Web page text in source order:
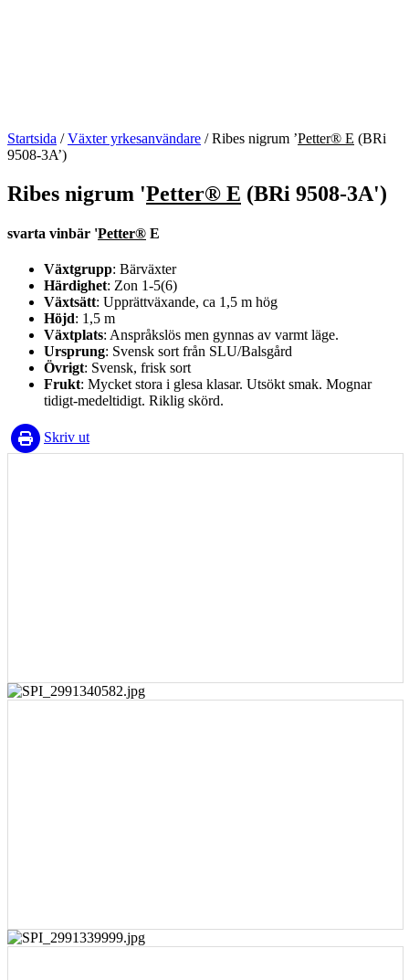
Startsida /Växter yrkesanvändare /Ribes nigrum ’Petter® E (BRi
9508-3A’)
Ribes nigrum 'Petter® E (BRi 9508-3A')
svarta vinbär 'Petter® E
Växtgrupp: Bärväxter
Härdighet: Zon 1-5(6)
Växtsätt: Upprättväxande, ca 1,5 m hög
Höjd: 1,5 m
Växtplats: Anspråkslös men gynnas av varmt läge.
Ursprung: Svensk sort från SLU/Balsgård
Övrigt: Svensk, frisk sort
Frukt: Mycket stora i glesa klasar. Utsökt smak. Mognar
tidigt-medeltidigt. Riklig skörd.
Skriv ut